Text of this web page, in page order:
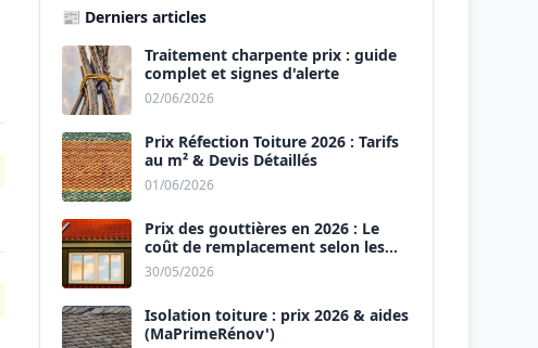
📰 Derniers articles
Traitement charpente prix : guide
complet et signes d'alerte
02/06/2026
Prix Réfection Toiture 2026 : Tarifs
au m² & Devis Détaillés
01/06/2026
Prix des gouttières en 2026 : Le
coût de remplacement selon les
matériaux
30/05/2026
Isolation toiture : prix 2026 & aides
(MaPrimeRénov')